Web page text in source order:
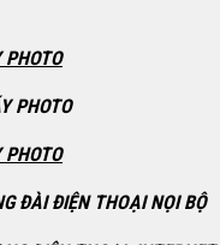
PHOTO
ĐÀI ĐIỆN THOẠI NỌI BỘ